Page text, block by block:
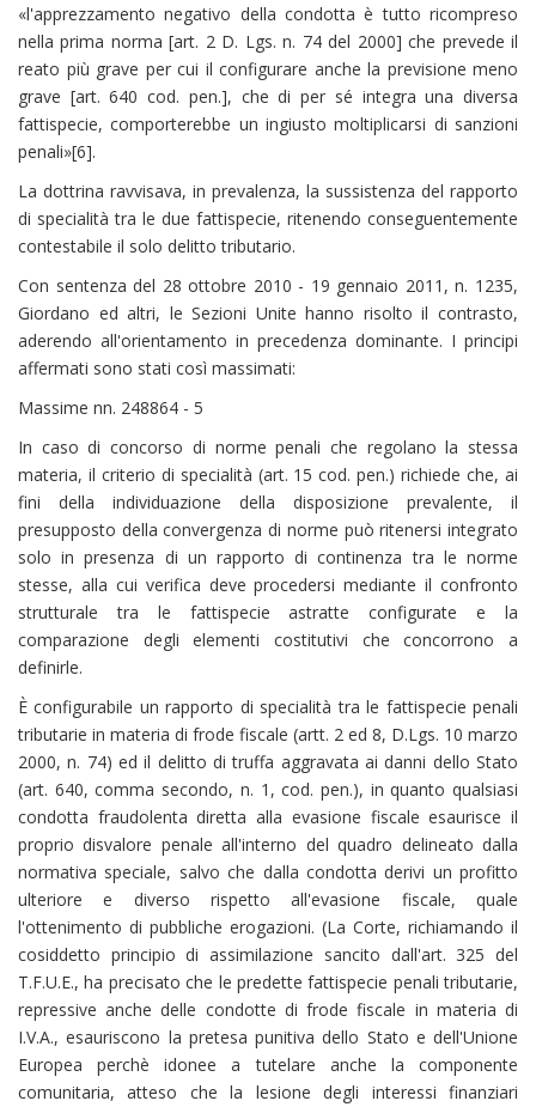
«l'apprezzamento negativo della condotta è tutto ricompreso
nella prima norma [art. 2 D. Lgs. n. 74 del 2000] che prevede il
reato più grave per cui il configurare anche la previsione meno
grave [art. 640 cod. pen.], che di per sé integra una diversa
fattispecie, comporterebbe un ingiusto moltiplicarsi di sanzioni
penali»[6].
La dottrina ravvisava, in prevalenza, la sussistenza del rapporto
di specialità tra le due fattispecie, ritenendo conseguentemente
contestabile il solo delitto tributario.
Con sentenza del 28 ottobre 2010 - 19 gennaio 2011, n. 1235,
Giordano ed altri, le Sezioni Unite hanno risolto il contrasto,
aderendo all'orientamento in precedenza dominante. I principi
affermati sono stati così massimati:
Massime nn. 248864 - 5
In caso di concorso di norme penali che regolano la stessa
materia, il criterio di specialità (art. 15 cod. pen.) richiede che, ai
fini della individuazione della disposizione prevalente, il
presupposto della convergenza di norme può ritenersi integrato
solo in presenza di un rapporto di continenza tra le norme
stesse, alla cui verifica deve procedersi mediante il confronto
strutturale tra le fattispecie astratte configurate e la
comparazione degli elementi costitutivi che concorrono a
definirle.
È configurabile un rapporto di specialità tra le fattispecie penali
tributarie in materia di frode fiscale (artt. 2 ed 8, D.Lgs. 10 marzo
2000, n. 74) ed il delitto di truffa aggravata ai danni dello Stato
(art. 640, comma secondo, n. 1, cod. pen.), in quanto qualsiasi
condotta fraudolenta diretta alla evasione fiscale esaurisce il
proprio disvalore penale all'interno del quadro delineato dalla
normativa speciale, salvo che dalla condotta derivi un profitto
ulteriore e diverso rispetto all'evasione fiscale, quale
l'ottenimento di pubbliche erogazioni. (La Corte, richiamando il
cosiddetto principio di assimilazione sancito dall'art. 325 del
T.F.U.E., ha precisato che le predette fattispecie penali tributarie,
repressive anche delle condotte di frode fiscale in materia di
I.V.A., esauriscono la pretesa punitiva dello Stato e dell'Unione
Europea perchè idonee a tutelare anche la componente
comunitaria, atteso che la lesione degli interessi finanziari